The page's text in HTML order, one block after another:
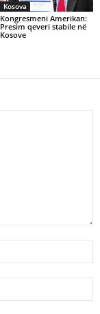
Kosova
Kongresmeni Amerikan:
Presim qeveri stabile në
Kosove